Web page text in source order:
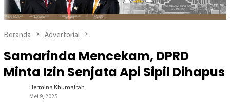
Beranda Advertorial
Samarinda Mencekam, DPRD
Minta Izin Senjata Api Sipil Dihapus
Hermina Khumairah
Mei 9, 2025